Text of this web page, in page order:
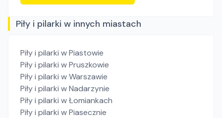
Piły i pilarki w innych miastach
Piły i pilarki w Piastowie
Piły i pilarki w Pruszkowie
Piły i pilarki w Warszawie
Piły i pilarki w Nadarzynie
Piły i pilarki w Łomiankach
Piły i pilarki w Piasecznie